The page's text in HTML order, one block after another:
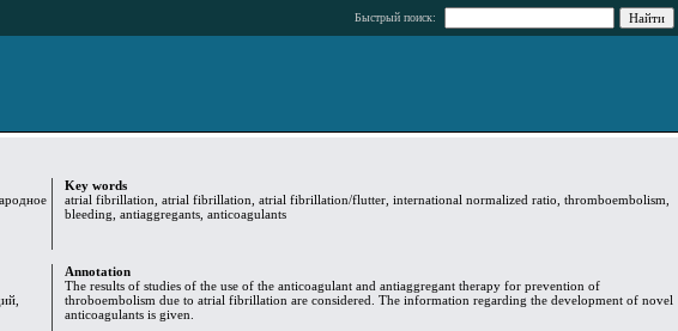
Быстрый поиск:
Key words
atrial fibrillation, atrial fibrillation, atrial fibrillation/flutter, international normalized ratio, thromboembolism,
bleeding, antiaggregants, anticoagulants
Annotation
The results of studies of the use of the anticoagulant and antiaggregant therapy for prevention of
throboembolism due to atrial fibrillation are considered. The information regarding the development of novel
anticoagulants is given.